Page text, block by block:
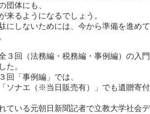
団体にも、
来るようになるでしょう。
にしないためには、今から準備を進めて
３回（法務編・税務編・事例編）の入門
た。
回「事例編」では、
ソナエ（※当日販売有）」でも遺贈寄付
ている元朝日新聞記者で立教大学社会デ